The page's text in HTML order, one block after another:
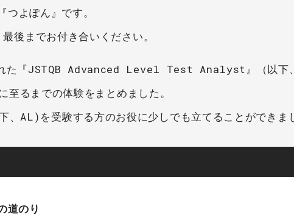
よぽん』です。
後までお付き合いください。
れた『JSTQB Advanced Level Test Analyst』（以下
るまでの体験をまとめました。
AL)を受験する方のお役に少しでも立てることができま
のり